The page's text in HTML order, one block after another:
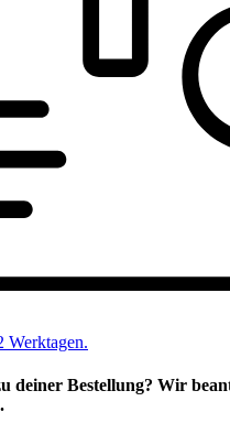
Werktagen.
deiner Bestellung? Wir